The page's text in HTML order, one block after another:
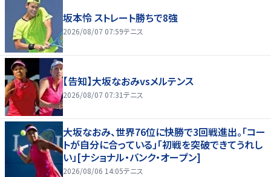
坂本怜 ストレート勝ちで8強
2026/08/07 07:59テニス
【告知】大坂なおみvsメルテンス
2026/08/07 07:31テニス
大坂なおみ、世界76位に快勝で3回戦進出。「コー
トが自分に合っている」「初戦を突破できてうれし
い」[ナショナル・バンク・オープン]
2026/08/06 14:05テニス